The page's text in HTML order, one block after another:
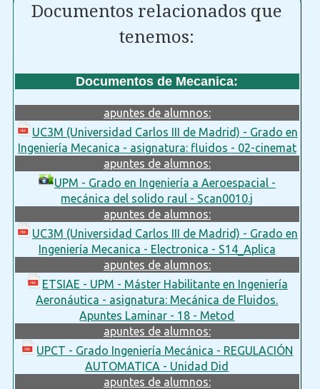
Documentos relacionados que
tenemos:
Documentos de Mecanica:
apuntes de alumnos:
UC3M (Universidad Carlos III de Madrid) - Grado en
Ingeniería Mecanica - asignatura: fluidos - 02-cinemat
apuntes de alumnos:
UPM - Grado en Ingeniería a Aeroespacial -
mecánica del solido raul - Scan0010.j
apuntes de alumnos:
UC3M (Universidad Carlos III de Madrid) - Grado en
Ingeniería Mecanica - Electronica - S14_Aplica
apuntes de alumnos:
ETSIAE - UPM - Máster Habilitante en Ingeniería
Aeronáutica - asignatura: Mecánica de Fluidos.
Apuntes Laminar - 18 - Metod
apuntes de alumnos:
UPCT - Grado Ingeniería Mecánica - REGULACIÓN
AUTOMATICA - Unidad Did
apuntes de alumnos: